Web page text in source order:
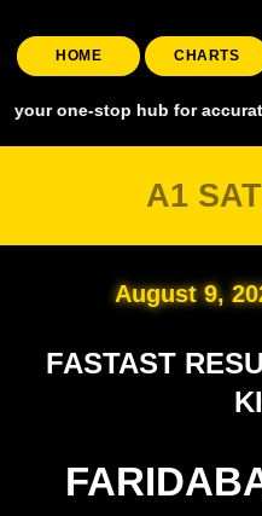
HOME CHARTS
stop hub for accurate and
A1
August 9,
FASTAST